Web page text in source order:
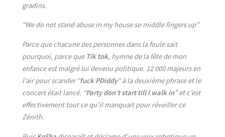
gradins.
“We do not stand abuse in my house so middle fingers up”
Parce que chacune des personnes dans la foule sait
pourquoi, parce que Tik tok, hymne de la fête de mon
enfance est malgré lui devenu politique. 12 000 majeurs en
l’air pour scander “fuck PDiddy” à la deuxième phrase et le
concert était lancé. “Party don’t start till I walk in” et c’est
effectivement tout ce qu’il manquait pour réveiller ce
Zénith.